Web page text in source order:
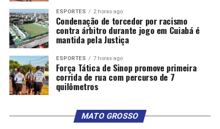
ESPORTES 2 horas ago
Condenação de torcedor por racismo
contra árbitro durante jogo em Cuiabá é
mantida pela Justiça
ESPORTES 7 horas ago
Força Tática de Sinop promove primeira
corrida de rua com percurso de 7
quilômetros
MATO GROSSO